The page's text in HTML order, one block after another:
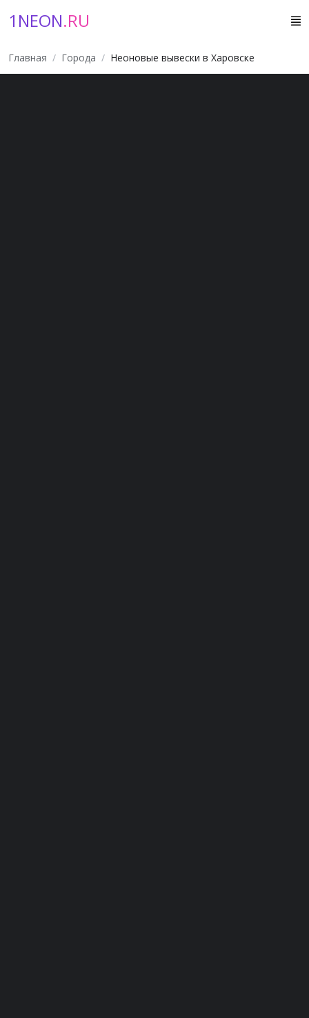
1NEON.RU
Главная Города Неоновые вывески в Харовске